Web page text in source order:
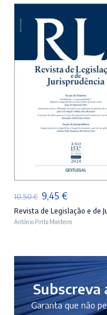
10,50€ O
preço
original
10,50 €.
9,45 €O
preço
atual
9,45 €.
Revista de Legislação e de
António Pinto Monteiro
Garanta que não